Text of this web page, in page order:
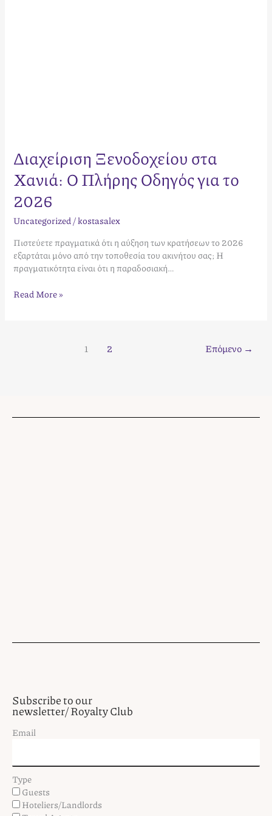
Διαχείριση Ξενοδοχείου στα
Χανιά: Ο Πλήρης Οδηγός για το
2026
Uncategorized/kostasalex
Πιστεύετε πραγματικά ότι η αύξηση των κρατήσεων το 2026
εξαρτάται μόνο από την τοποθεσία του ακινήτου σας; Η
πραγματικότητα είναι ότι η παραδοσιακή…
Read More »
1 2 Επόμενο →
Subscribe to our
newsletter/ Royalty Club
Email
Type
Guests
Hoteliers/Landlords